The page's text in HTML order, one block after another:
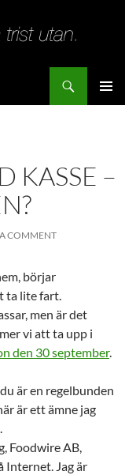
KASSE –
COMMENT
börjar
ta lite fart.
men är det
vi att ta upp i
den 30 september.
är en regelbunden
är ett ämne jag
Foodwire AB,
Internet. Jag är